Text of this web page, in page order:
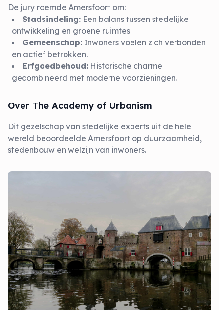
De jury roemde Amersfoort om:
Stadsindeling: Een balans tussen stedelijke
ontwikkeling en groene ruimtes.
Gemeenschap: Inwoners voelen zich verbonden
en actief betrokken.
Erfgoedbehoud: Historische charme
gecombineerd met moderne voorzieningen.
Over The Academy of Urbanism
Dit gezelschap van stedelijke experts uit de hele
wereld beoordeelde Amersfoort op duurzaamheid,
stedenbouw en welzijn van inwoners.